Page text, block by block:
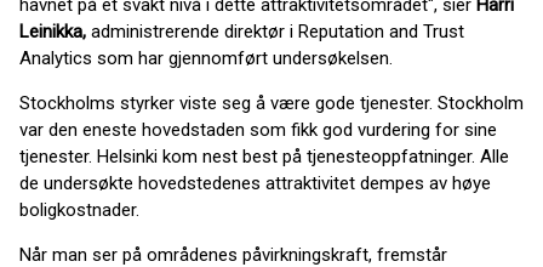
havnet på et svakt nivå i dette attraktivitetsområdet", sier Harri
Leinikka, administrerende direktør i Reputation and Trust
Analytics som har gjennomført undersøkelsen.
Stockholms styrker viste seg å være gode tjenester. Stockholm
var den eneste hovedstaden som fikk god vurdering for sine
tjenester. Helsinki kom nest best på tjenesteoppfatninger. Alle
de undersøkte hovedstedenes attraktivitet dempes av høye
boligkostnader.
Når man ser på områdenes påvirkningskraft, fremstår